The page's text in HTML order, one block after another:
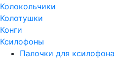
Колокольчики
Колотушки
Конги
Ксилофоны
Палочки для ксилофона